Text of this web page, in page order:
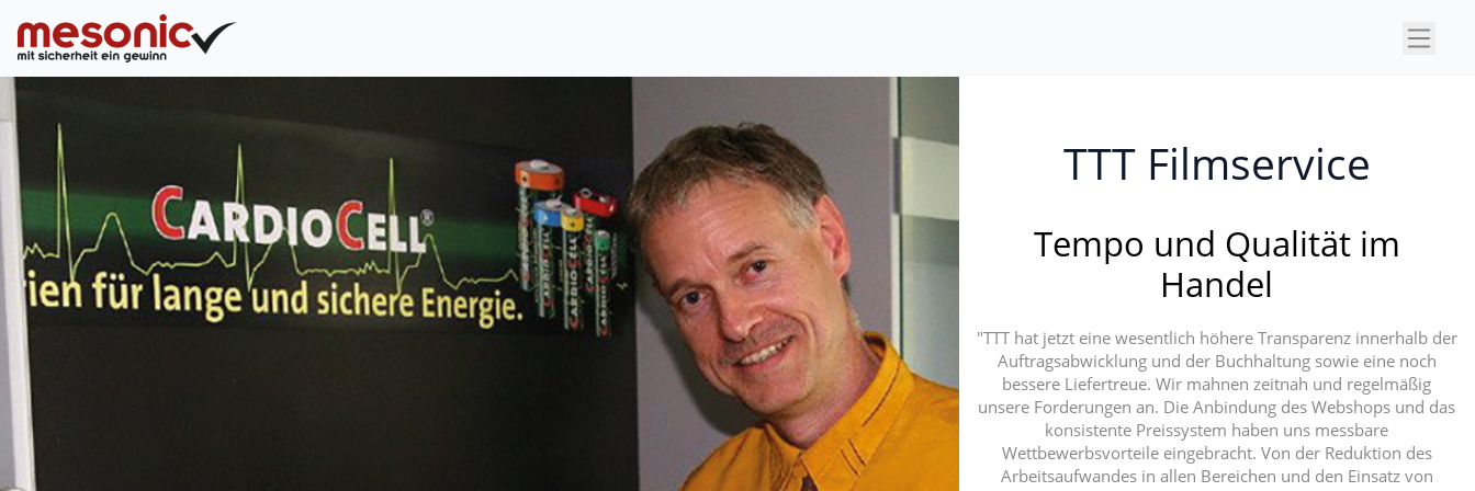
×
TTT Filmservice
Tempo und Qualität im
Handel
"TTT hat jetzt eine wesentlich höhere Transparenz innerhalb der
Auftragsabwicklung und der Buchhaltung sowie eine noch
bessere Liefertreue. Wir mahnen zeitnah und regelmäßig
unsere Forderungen an. Die Anbindung des Webshops und das
konsistente Preissystem haben uns messbare
Wettbewerbsvorteile eingebracht. Von der Reduktion des
Arbeitsaufwandes in allen Bereichen und den Einsatz von